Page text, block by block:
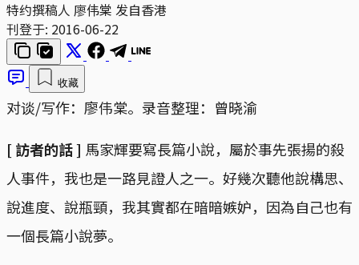
特约撰稿人 廖伟棠 发自香港
刊登于: 2016-06-22
收藏
对谈/写作：廖伟棠。录音整理：曾晓渝
[ 訪者的話 ] 馬家輝要寫長篇小說，屬於事先張揚的殺
人事件，我也是一路見證人之一。好幾次聽他說構思、
說進度、說瓶頸，我其實都在暗暗嫉妒，因為自己也有
一個長篇小說夢。